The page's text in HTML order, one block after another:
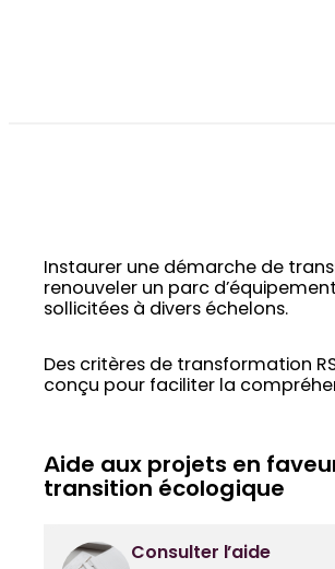
Instaurer une démarche de
renouveler un parc
sollicitées à divers échelons.
Des critères de transformation
conçu pour faciliter la
Aide aux projets en
transition écologique
Consulter l’aide